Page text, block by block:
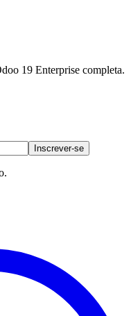
19 Enterprise completa.
Inscrever-se